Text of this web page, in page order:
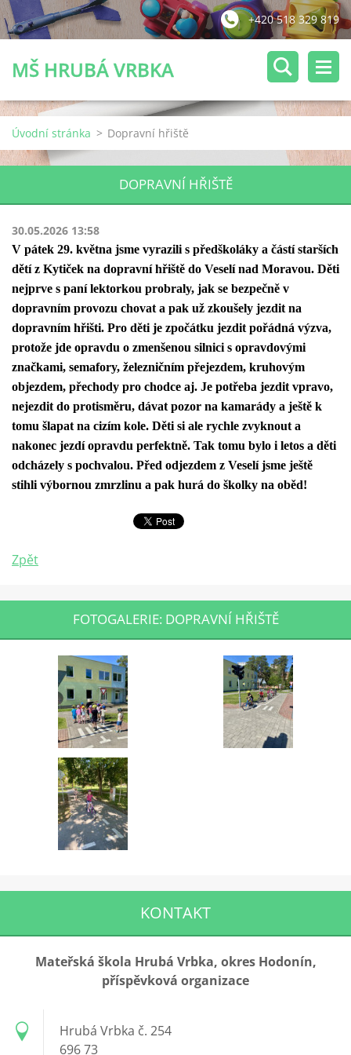
+420 518 329 819
MŠ HRUBÁ VRBKA
Úvodní stránka > Dopravní hřiště
DOPRAVNÍ HŘIŠTĚ
30.05.2026 13:58
V pátek 29. května jsme vyrazili s předškoláky a částí starších
dětí z Kytiček na dopravní hřiště do Veselí nad Moravou. Děti
nejprve s paní lektorkou probraly, jak se bezpečně v
dopravním provozu chovat a pak už zkoušely jezdit na
dopravním hřišti. Pro děti je zpočátku jezdit pořádná výzva,
protože jde opravdu o zmenšenou silnici s opravdovými
značkami, semafory, železničním přejezdem, kruhovým
objezdem, přechody pro chodce aj. Je potřeba jezdit vpravo,
nejezdit do protisměru, dávat pozor na kamarády a ještě k
tomu šlapat na cizím kole. Děti si ale rychle zvyknout a
nakonec jezdí opravdu perfektně. Tak tomu bylo i letos a děti
odcházely s pochvalou. Před odjezdem z Veselí jsme ještě
stihli výbornou zmrzlinu a pak hurá do školky na oběd!
Zpět
FOTOGALERIE: DOPRAVNÍ HŘIŠTĚ
KONTAKT
Mateřská škola Hrubá Vrbka, okres Hodonín,
příspěvková organizace
Hrubá Vrbka č. 254
696 73